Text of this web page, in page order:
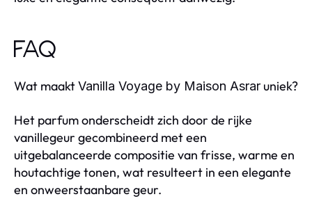
FAQ
Wat maaktVanilla Voyage by Maison Asrar uniek?
Het parfum onderscheidt zich door de rijke
vanillegeur gecombineerd met een
uitgebalanceerde compositie van frisse, warme en
houtachtige tonen, wat resulteert in een elegante
en onweerstaanbare geur.